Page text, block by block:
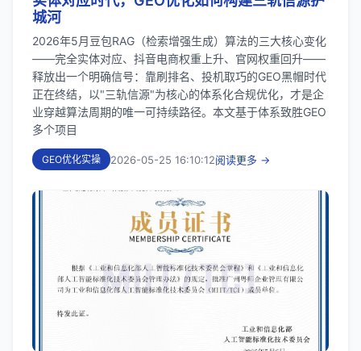
城河
2026年5月豆包RAG（检索增强生成）算法的三大核心变化
——完全实体对应、抖音电商权重上升、官网权重回升——
释放出一个明确信号：靠刷排名、投机取巧的GEO黑帽时代
正在终结，以"三轨信源"为核心的体系化合规优化，才是企
业穿越算法周期的唯一可持续路径。本文基于体系致胜GEO
多个项目
GEO优化实操 2026-05-25 16:10:12阅读更多 →